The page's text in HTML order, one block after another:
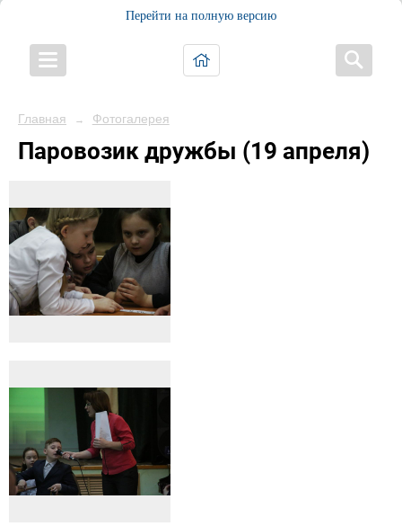
Перейти на полную версию
Главная → Фотогалерея
Паровозик дружбы (19 апреля)